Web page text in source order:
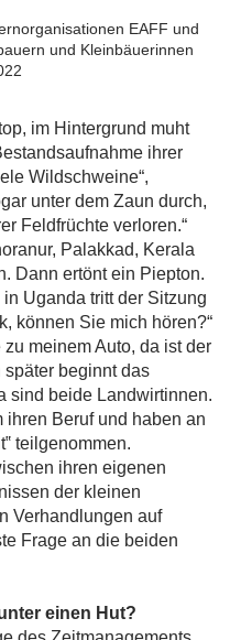
EAFF und
und Kleinbäuerinnen
im Hintergrund muht
ihrer
Wildschweine“,
unter dem Zaun durch,
Feldfrüchte verloren.“
Palakkad, Kerala
Dann ertönt ein Piepton.
Uganda tritt der Sitzung
können Sie mich hören?“
meinem Auto, da ist der
später beginnt das
sind beide Landwirtinnen.
Beruf und haben an
teilgenommen.
ihren eigenen
der kleinen
Verhandlungen auf
Frage an die beiden
einen Hut?